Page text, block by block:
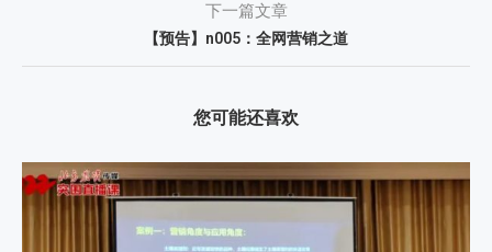
下一篇文章
【预告】n005：全网营销之道
您可能还喜欢